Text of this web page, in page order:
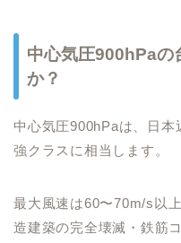
中心気圧900hPaの
か？
中心気圧900hPaは、日本
強クラスに相当します。
最大風速は60〜70m/s以
造建築の完全壊滅・鉄筋